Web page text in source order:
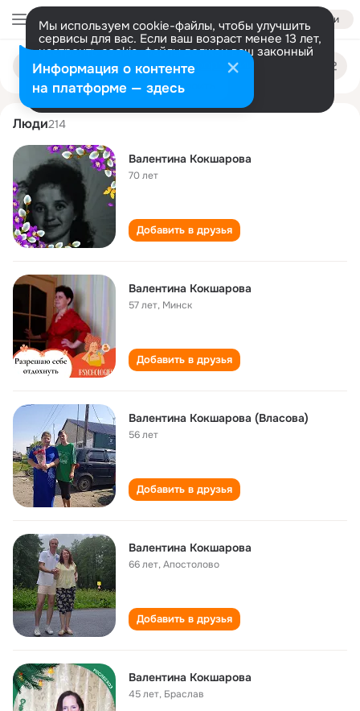
Войти
Мы используем cookie-файлы, чтобы улучшить
сервисы для вас. Если ваш возраст менее 13 лет,
настроить cookie-файлы должен ваш законный
представитель. Больше информации
Разрешить все Настроить
Поиск
людям
valentina koksharova
Люди214
Валентина Кокшарова
70 лет
Добавить в друзья
Валентина Кокшарова
57 лет, Минск
Добавить в друзья
Валентина Кокшарова (Власова)
56 лет
Добавить в друзья
Валентина Кокшарова
66 лет,Апостолово
Добавить в друзья
Валентина Кокшарова
45 лет, Браслав
Информация о контенте
на платформе — здесь